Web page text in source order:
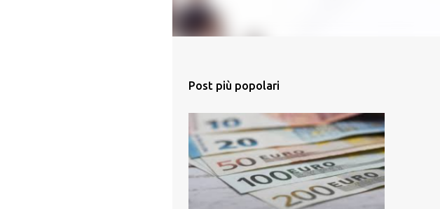
Post più popolari